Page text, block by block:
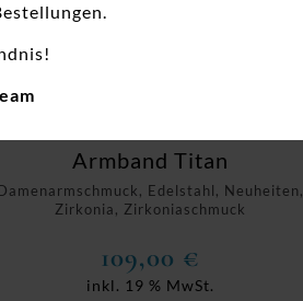
Edelstahl, Neuheiten,
Zirkonia, Zirkoniaschmuck
Armband Titan
109,00 €
inkl. 19 % MwSt.